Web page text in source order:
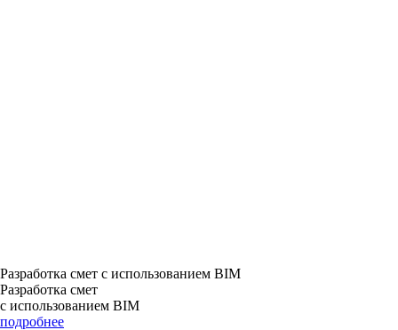
Разработка смет с использованием BIM
Разработка смет
с использованием BIM
подробнее